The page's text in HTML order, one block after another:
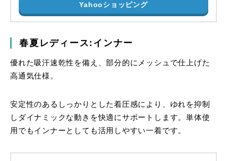
Yahooショッピング
春夏レディース:インナー
優れた吸汗速乾性を備え、部分的にメッシュで仕上げた
高通気仕様。
安定性のあるしっかりとした着圧感により、ゆれを抑制
しダイナミックな動きを快適にサポートします。単体使
用でもインナーとしても活用しやすい一着です。